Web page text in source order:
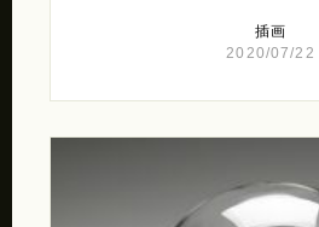
插画
2020/07/22